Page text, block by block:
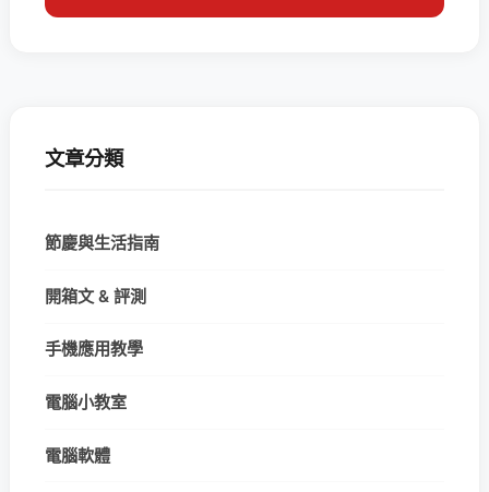
文章分類
節慶與生活指南
開箱文 & 評測
手機應用教學
電腦小教室
電腦軟體